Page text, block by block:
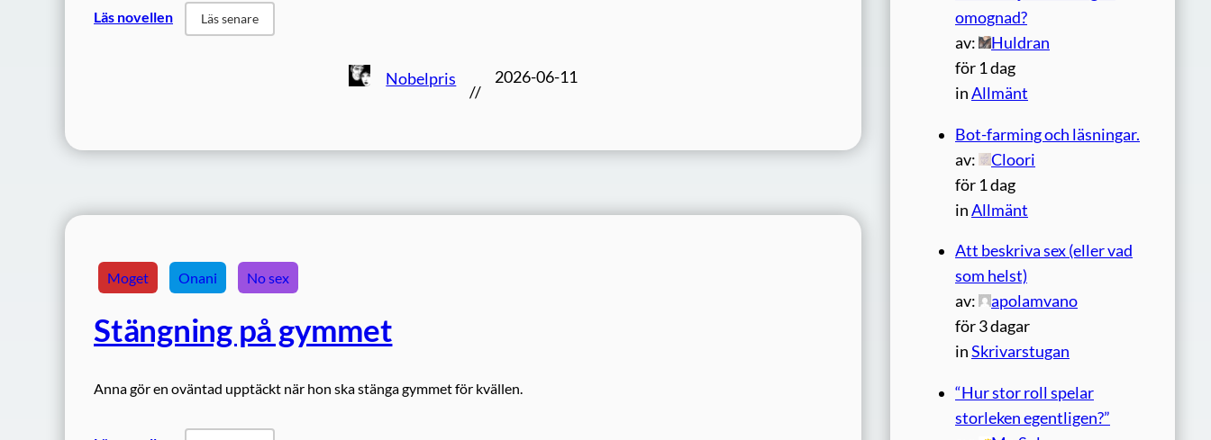
Läs novellen Läs senare
Nobelpris
//
2026-06-11
Moget Onani No sex
Stängning på gymmet
Anna gör en oväntad upptäckt när hon ska stänga gymmet för kvällen.
omognad?
av:
Huldran
för 1 dag
inAllmänt
Bot-farming och läsningar.
av:
Cloori
för 1 dag
inAllmänt
Att beskriva sex (eller vad
som helst)
av:
apolamvano
för 3 dagar
inSkrivarstugan
“Hur stor roll spelar
storleken egentligen?”